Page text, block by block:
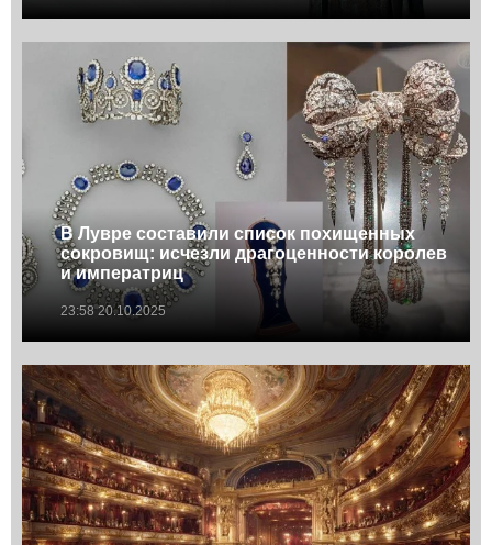
В Лувре составили список похищенных
сокровищ: исчезли драгоценности королев
и императриц
23:58 20.10.2025